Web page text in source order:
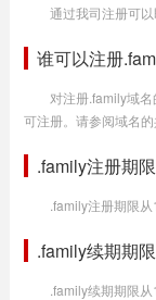
通过我司注册可以
谁可以注册
对注册.family域
可注册。请参阅域名的
.family注册期
.family注册期限从
.family续期期
.family续期期限